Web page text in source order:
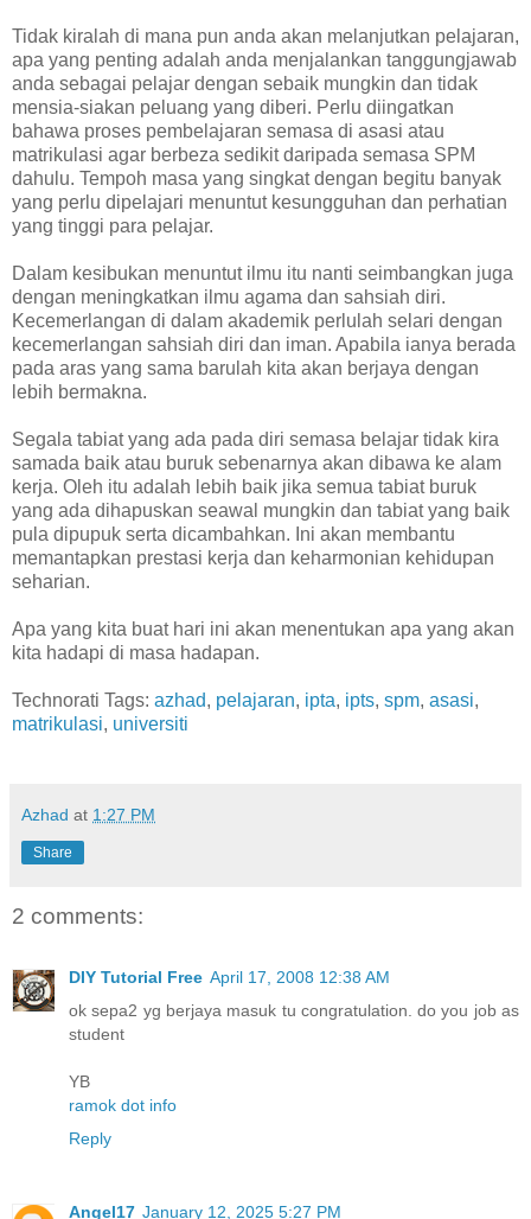
Tidak kiralah di mana pun anda akan melanjutkan pelajaran,
apa yang penting adalah anda menjalankan tanggungjawab
anda sebagai pelajar dengan sebaik mungkin dan tidak
mensia-siakan peluang yang diberi. Perlu diingatkan
bahawa proses pembelajaran semasa di asasi atau
matrikulasi agar berbeza sedikit daripada semasa SPM
dahulu. Tempoh masa yang singkat dengan begitu banyak
yang perlu dipelajari menuntut kesungguhan dan perhatian
yang tinggi para pelajar.
Dalam kesibukan menuntut ilmu itu nanti seimbangkan juga
dengan meningkatkan ilmu agama dan sahsiah diri.
Kecemerlangan di dalam akademik perlulah selari dengan
kecemerlangan sahsiah diri dan iman. Apabila ianya berada
pada aras yang sama barulah kita akan berjaya dengan
lebih bermakna.
Segala tabiat yang ada pada diri semasa belajar tidak kira
samada baik atau buruk sebenarnya akan dibawa ke alam
kerja. Oleh itu adalah lebih baik jika semua tabiat buruk
yang ada dihapuskan seawal mungkin dan tabiat yang baik
pula dipupuk serta dicambahkan. Ini akan membantu
memantapkan prestasi kerja dan keharmonian kehidupan
seharian.
Apa yang kita buat hari ini akan menentukan apa yang akan
kita hadapi di masa hadapan.
Technorati Tags: azhad, pelajaran, ipta, ipts, spm, asasi,
matrikulasi, universiti
Azhad at 1:27 PM
Share
2 comments:
DIY Tutorial Free April 17, 2008 12:38 AM
ok sepa2 yg berjaya masuk tu congratulation. do you job as
student
YB
ramok dot info
Reply
Angel17 January 12, 2025 5:27 PM